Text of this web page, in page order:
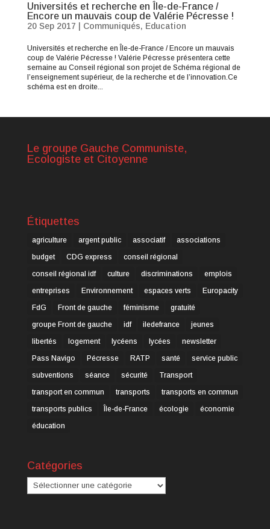
Universités et recherche en Île-de-France /
Encore un mauvais coup de Valérie Pécresse !
20 Sep 2017 | Communiqués, Education
Universités et recherche en Île-de-France / Encore un mauvais
coup de Valérie Pécresse ! Valérie Pécresse présentera cette
semaine au Conseil régional son projet de Schéma régional de
l’enseignement supérieur, de la recherche et de l’innovation.Ce
schéma est en droite...
Le groupe Gauche Communiste,
Ecologiste et Citoyenne
Étiquettes
agriculture argent public associatif
associations
budget
CDG express
conseil régional
conseil régional idf
culture discriminations
emplois
entreprises
Environnement espaces verts
Europacity
FdG
Front de gauche féminisme
gratuité
groupe Front de gauche
idf iledefrance
jeunes
libertés
logement lycéens lycées
newsletter
Pass Navigo
Pécresse RATP santé
service public
subventions
séance sécurité
Transport
transport en commun
transports
transports en commun
transports publics
Île-de-France écologie
économie
éducation
Catégories
Catégories